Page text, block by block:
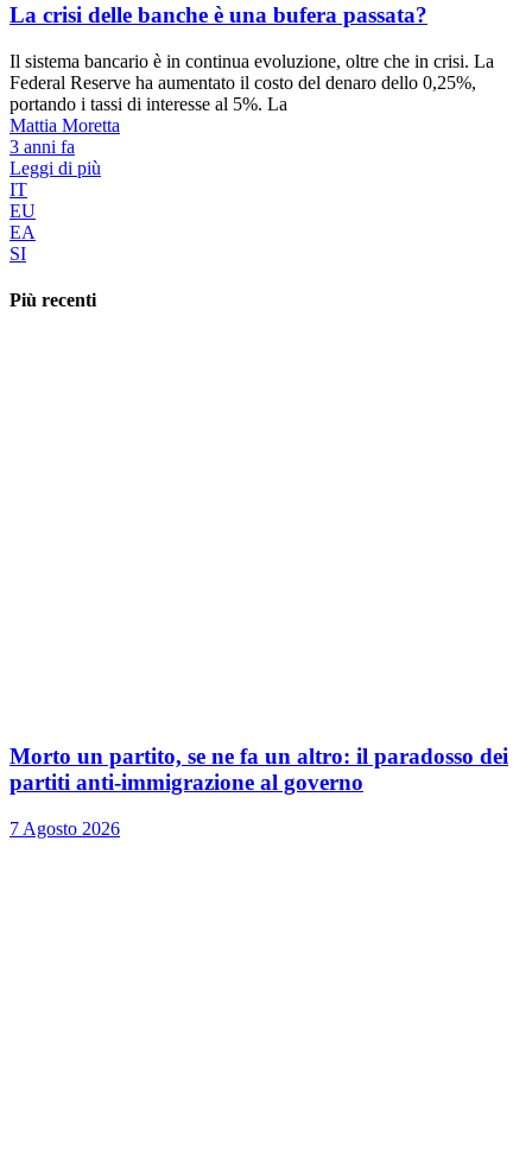
La crisi delle banche è una bufera passata?
Il sistema bancario è in continua evoluzione, oltre che in crisi. La
Federal Reserve ha aumentato il costo del denaro dello 0,25%,
portando i tassi di interesse al 5%. La
Mattia Moretta
3 anni fa
Leggi di più
IT
EU
EA
SI
Più recenti
Morto un partito, se ne fa un altro: il paradosso dei
partiti anti-immigrazione al governo
7 Agosto 2026